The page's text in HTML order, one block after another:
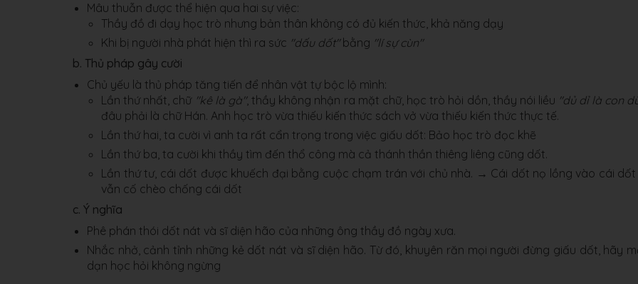
Mâu thuẫn được thể hiện qua hai sự việc:
Thầy đồ đi dạy học trò nhưng bản thân không có đủ kiến thức, khả năng dạy
Khi bị người nhà phát hiện thì ra sức "dấu dốt"bằng "lí sự cùn"
b. Thủ pháp gây cười
Chủ yếu là thủ pháp tăng tiến để nhân vật tự bộc lộ mình:
Lần thứ nhất, chữ "kê là gà", thầy không nhận ra mặt chữ, học trò hỏi dồn, thầy nói liều "dủ dỉ là con
đâu phải là chữ Hán. Anh học trò vừa thiếu kiến thức sách vở vừa thiếu kiến thức thực tế.
Lần thứ hai, ta cười vì anh ta rất cẩn trọng trong việc giấu dốt: Bảo học trò đọc khẽ
Lần thứ ba, ta cười khi thầy tìm đến thổ công mà cả thánh thần thiêng liêng cũng dốt.
Lần thứ tư, cái dốt được khuếch đại bằng cuộc chạm trán với chủ nhà. → Cái dốt nọ lồng vào cái dốt
vẫn cố chèo chống cái dốt
c. Ý nghĩa
Phê phán thói dốt nát và sĩ diện hão của những ông thầy đồ ngày xưa.
Nhắc nhở, cảnh tỉnh những kẻ dốt nát và sĩ diện hão. Từ đó, khuyên răn mọi người đừng giấu dốt, hãy
dạn học hỏi không ngừng